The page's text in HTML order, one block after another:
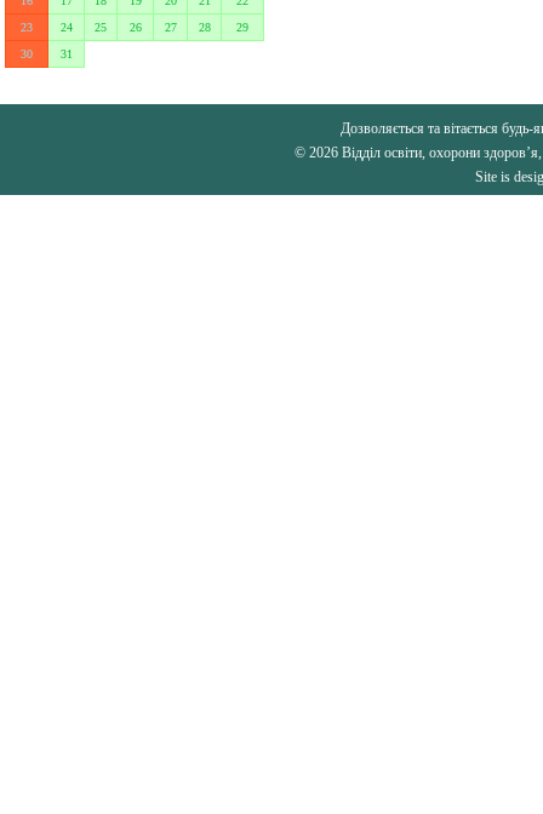
23
24 25 26 27 28
29
30
31
Дозволяється та вітається будь-
© 2026 Відділ освіти, охорони
Site is